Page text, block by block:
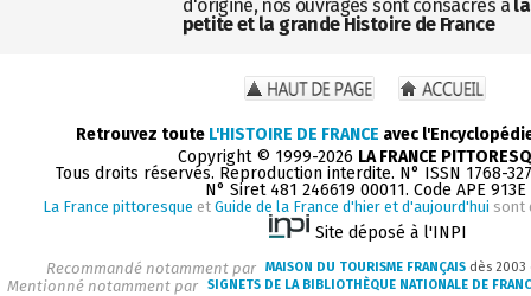
d'origine, nos ouvrages sont consacrés à la
petite et la grande Histoire de France
Retrouvez toute L'HISTOIRE DE FRANCE avec
Copyright © 1999-2026 LA FRANCE
Tous droits réservés. Reproduction interdite. N° ISSN 1768-
N° Siret 481 246619 00011. Code APE 913E
La France pittoresque et Guide de la France d'hier et d'aujourd'hui sont
Site déposé à l'INPI
Recommandé notamment par MAISON DU TOURISME FRANÇAIS dès
Mentionné notamment par SIGNETS DE LA BIBLIOTHÈQUE NATIONALE DE